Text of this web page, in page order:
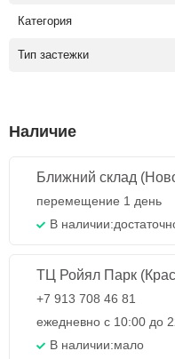
Категория
Тип застежки
Наличие
Ближний склад
перемещение 1 день
В наличии:
ТЦ Ройял Парк
+7 913 708 46 81
ежедневно с 10:00 до
В наличии:мало